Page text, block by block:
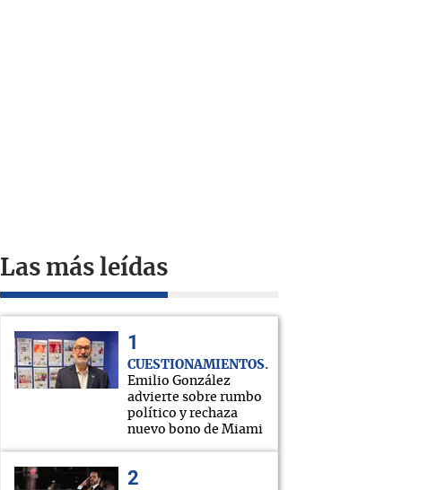
Las más leídas
CUESTIONAMIENTOS
Emilio González
advierte sobre rumbo
político y rechaza
nuevo bono de Miami